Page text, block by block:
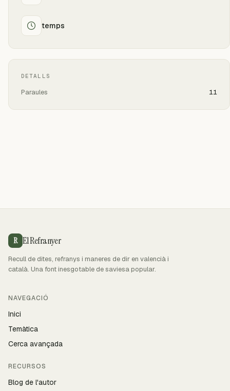
temps
DETALLS
Paraules 11
R El Refranyer
Recull de dites, refranys i maneres de dir en valencià i
català. Una font inesgotable de saviesa popular.
NAVEGACIÓ
Inici
Temàtica
Cerca avançada
RECURSOS
Blog de l'autor